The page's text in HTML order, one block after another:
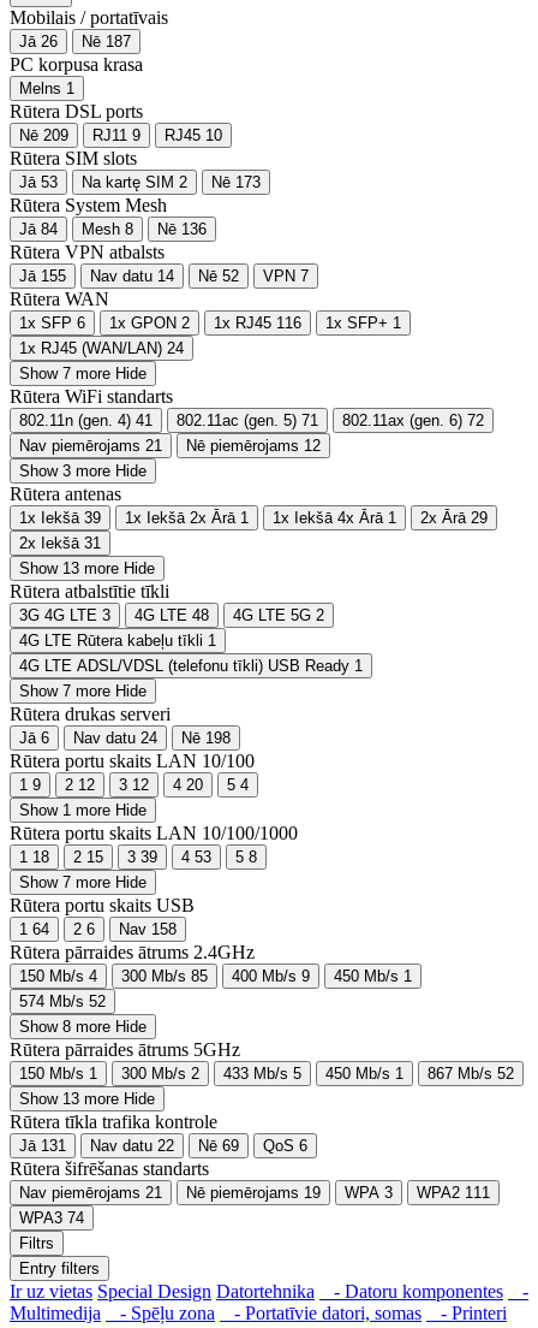
Mobilais / portatīvais
Jā 26 Nē 187
PC korpusa krasa
Melns 1
Rūtera DSL ports
Nē 209 RJ11 9 RJ45 10
Rūtera SIM slots
Jā 53 Na kartę SIM 2 Nē 173
Rūtera System Mesh
Jā 84 Mesh 8 Nē 136
Rūtera VPN atbalsts
Jā 155 Nav datu 14 Nē 52 VPN 7
Rūtera WAN
1x SFP 6 1x GPON 2 1x RJ45 116 1x SFP+ 1
1x RJ45 (WAN/LAN) 24
Show 7 more Hide
Rūtera WiFi standarts
802.11n (gen. 4) 41 802.11ac (gen. 5) 71 802.11ax (gen. 6) 72
Nav piemērojams 21 Nē piemērojams 12
Show 3 more Hide
Rūtera antenas
1x Iekšā 39 1x Iekšā 2x Ārā 1 1x Iekšā 4x Ārā 1 2x Ārā 29
2x Iekšā 31
Show 13 more Hide
Rūtera atbalstītie tīkli
3G 4G LTE 3 4G LTE 48 4G LTE 5G 2
4G LTE Rūtera kabeļu tīkli 1
4G LTE ADSL/VDSL (telefonu tīkli) USB Ready 1
Show 7 more Hide
Rūtera drukas serveri
Jā 6 Nav datu 24 Nē 198
Rūtera portu skaits LAN 10/100
1 9 2 12 3 12 4 20 5 4
Show 1 more Hide
Rūtera portu skaits LAN 10/100/1000
1 18 2 15 3 39 4 53 5 8
Show 7 more Hide
Rūtera portu skaits USB
1 64 2 6 Nav 158
Rūtera pārraides ātrums 2.4GHz
150 Mb/s 4 300 Mb/s 85 400 Mb/s 9 450 Mb/s 1
574 Mb/s 52
Show 8 more Hide
Rūtera pārraides ātrums 5GHz
150 Mb/s 1 300 Mb/s 2 433 Mb/s 5 450 Mb/s 1 867 Mb/s 52
Show 13 more Hide
Rūtera tīkla trafika kontrole
Jā 131 Nav datu 22 Nē 69 QoS 6
Rūtera šifrēšanas standarts
Nav piemērojams 21 Nē piemērojams 19 WPA 3 WPA2 111
WPA3 74
Filtrs
Entry filters
Ir uz vietas Special Design Datortehnika - Datoru komponentes
-
Multimedija
- Spēļu zona - Portatīvie datori, somas
- Printeri